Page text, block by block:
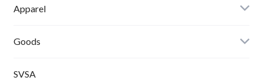
Apparel
Tシャツ
Goods
SVSA